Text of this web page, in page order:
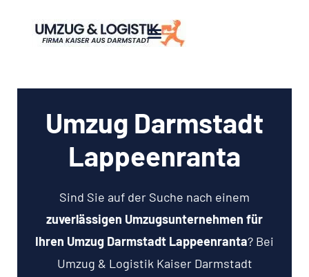
Umzug Darmstadt
Lappeenranta
Sind Sie auf der Suche nach einem
zuverlässigen Umzugsunternehmen für
Ihren Umzug Darmstadt Lappeenranta? Bei
Umzug & Logistik Kaiser Darmstadt